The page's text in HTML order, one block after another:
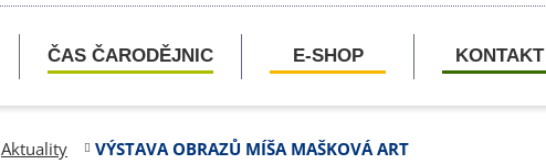
ČAS ČARODĚJNIC E-SHOP KONTAKT
Aktuality VÝSTAVA OBRAZŮ MÍŠA MAŠKOVÁ ART